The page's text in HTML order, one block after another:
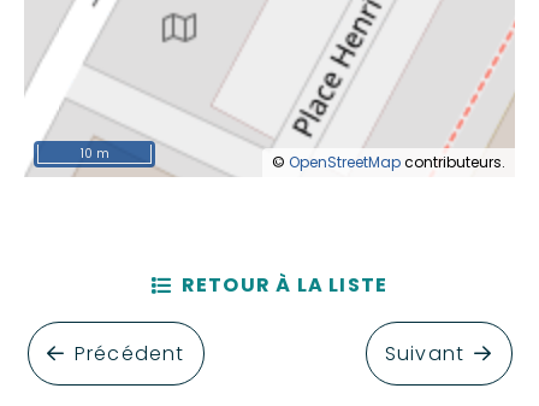
© OpenStreetMapcontributeurs.
10 m
Précédent
RETOUR À LA LISTE
Suivant